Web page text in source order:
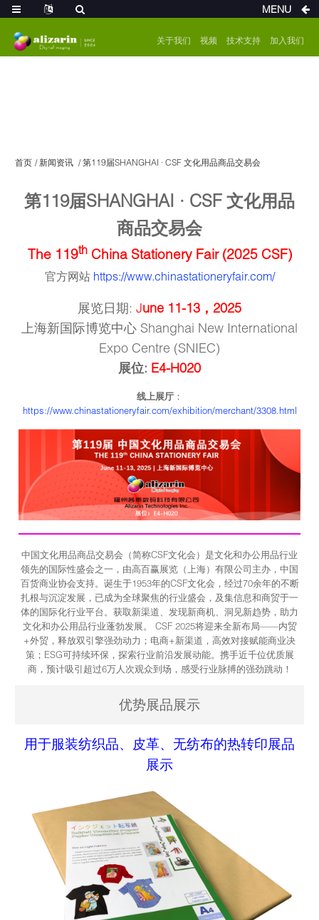
关于我们 视频 技术支持 加入我们
首页 新闻资讯 第119届SHANGHAI · CSF 文化用品商品交易会
第119届SHANGHAI · CSF 文化用品
商品交易会
The 119thChina Stationery Fair (2025 CSF)
官方网站 https://www.chinastationeryfair.com/
展览日期: June 11-13，2025
上海新国际博览中心 Shanghai New International
Expo Centre (SNIEC)
展位: E4-H020
线上展厅：
https://www.chinastationeryfair.com/exhibition/merchant/3308.html
中国文化用品商品交易会（简称CSF文化会）是文化和办公用品行业
领先的国际性盛会之一，由高百赢展览（上海）有限公司主办，中国
百货商业协会支持。诞生于1953年的CSF文化会，经过70余年的不断
扎根与沉淀发展，已成为全球聚焦的行业盛会，及集信息和商贸于一
体的国际化行业平台。获取新渠道、发现新商机、洞见新趋势，助力
文化和办公用品行业蓬勃发展。 CSF 2025将迎来全新布局——内贸
+外贸，释放双引擎强劲动力；电商+新渠道，高效对接赋能商业决
策；ESG可持续环保，探索行业前沿发展动能。携手近千位优质展
商，预计吸引超过6万人次观众到场，感受行业脉搏的强劲跳动！
优势展品展示
用于服装纺织品、皮革、无纺布的热转印展品
展示
MENU